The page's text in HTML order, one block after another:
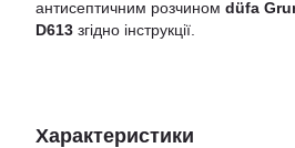
антисептичним розчином düfa
D613 згідно інструкції.
Характеристики